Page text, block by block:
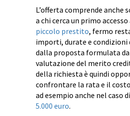
L’offerta comprende anche
a chi cerca un primo
piccolo prestito, fermo
importi, durate e condizioni
dalla proposta formulata da
valutazione del merito
della richiesta è quindi
confrontare la rata e il
ad esempio anche nel caso
5.000 euro.